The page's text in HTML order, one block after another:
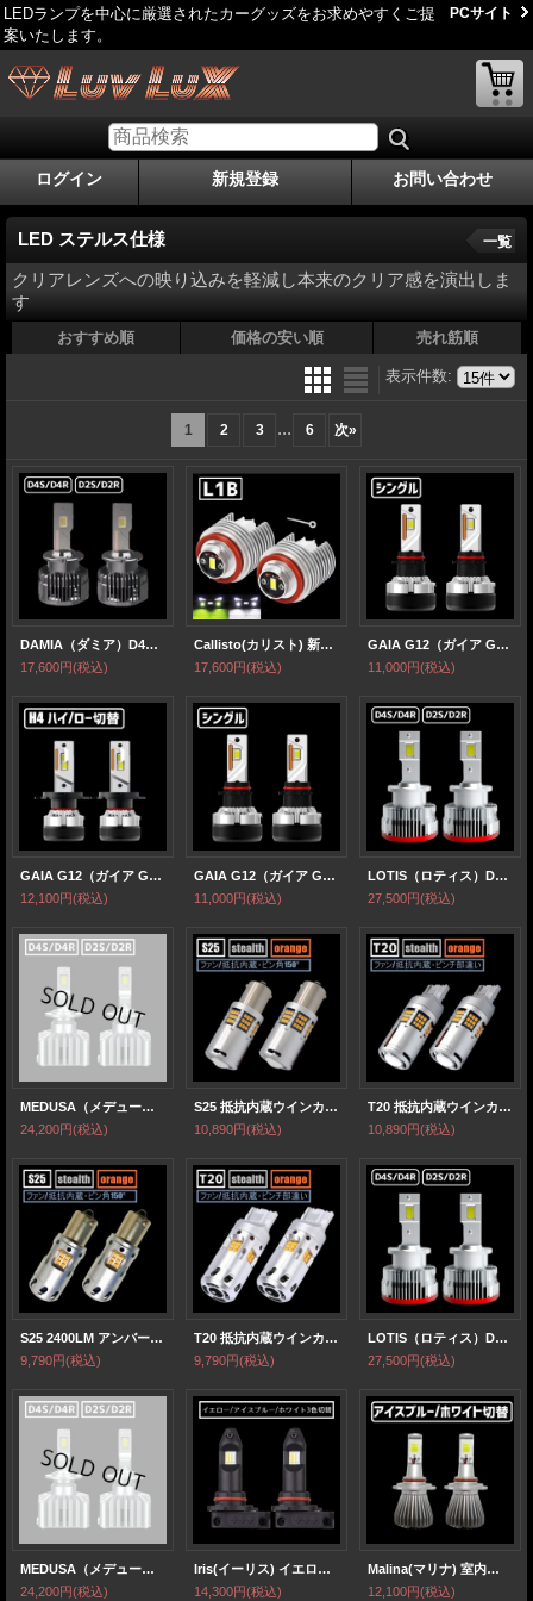
LEDランプを中心に厳選されたカーグッズをお求めやすくご提
案いたします。
PCサイト
ログイン 新規登録 お問い合わせ
LED ステルス仕様
クリアレンズへの映り込みを軽減し本来のクリア感を演出しま
す
一覧
おすすめ順 価格の安い順 売れ筋順
表示件数:
1 2 3 ... 6 次»
DAMIA（ダミア）D4S/D4R/D2S/D2SR 低価格＆ハイパワー 無加工で純正HIDをLED化 LEDヘッドライト 6,000k 12,000LM【HLD2DM/HLD4DM】
17,600円(税込)
Callisto(カリスト) 新型 L1B形状 純正フォグランプ同等サイズ ホワイト ライムイエロー 室内から2色切替
17,600円(税込)
GAIA G12（ガイア G12) H1/H3/H7/H8/H11/H16/HB3/HB4/PSX26/HIR2 オールインワンヘッド・フォグランプ・1BOXカー・軽トラ/バン対応
11,000円(税込)
GAIA G12（ガイア G12) H4 ハイ/ロー切替 オールインワンヘッドライト 1BOXカー・軽トラ/バン対応
12,100円(税込)
GAIA G12（ガイア G12) H1/H3/H7/H8/H11/H16/HB3/HB4/PSX26/HIR2 オールインワンヘッド・フォグランプ・1BOXカー・軽トラ/バン対応
11,000円(税込)
LOTIS（ロティス）D4S/D4R/D2S/D2SR さらにコンパクト化 無加工で純正HIDをLED化 最強LEDヘッドライト6500k 16000LM【HLD2LT/HLD4LT】
27,500円(税込)
MEDUSA（メデューサ）D4S/D4R/D2S/D2SR 業界初 無加工で純正HIDをLED化 最強LEDヘッドライト6500k 16000LM
24,200円(税込)
S25 抵抗内蔵ウインカー シングル ピン角150° プロジェクター/油圧ファン内蔵
10,890円(税込)
T20 抵抗内蔵ウインカー シングル ピンチ部違い共通 プロジェクター/油圧ファン内蔵
10,890円(税込)
S25 2400LM アンバー シングル ピン角150° ファン/抵抗内蔵ウインカー
9,790円(税込)
T20 抵抗内蔵ウインカー 2400LM ピンチ部違い ファン/抵抗内蔵ウインカー
9,790円(税込)
LOTIS（ロティス）D4S/D4R/D2S/D2SR さらにコンパクト化 無加工で純正HIDをLED化 最強LEDヘッドライト6500k 16000LM【HLD2LT/HLD4LT】
27,500円(税込)
MEDUSA（メデューサ）D4S/D4R/D2S/D2SR 業界初 無加工で純正HIDをLED化 最強LEDヘッドライト6500k 16000LM
24,200円(税込)
Iris(イーリス) イエロー/アイスブルー/ホワイト室内から3色切替可能 H8/H11/H16/HB3/HB4/PSX26
14,300円(税込)
Malina(マリナ) 室内からアイスブルー/ホワイト切替可能 H8/H11/H16/HB3/HB4/PSX26/H1/H3
12,100円(税込)